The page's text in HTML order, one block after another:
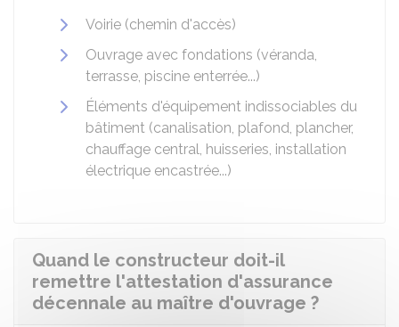
Voirie (chemin d'accès)
Ouvrage avec fondations (véranda,
terrasse, piscine enterrée...)
Éléments d'équipement indissociables du
bâtiment (canalisation, plafond, plancher,
chauffage central, huisseries, installation
électrique encastrée...)
Quand le constructeur doit-il
remettre l'attestation d'assurance
décennale au maître d'ouvrage ?